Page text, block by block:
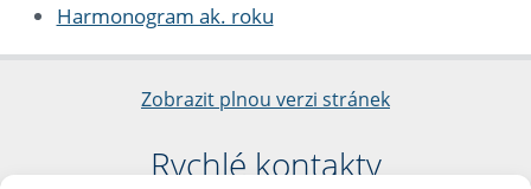
Harmonogram ak. roku
Zobrazit plnou verzi stránek
Rychlé kontakty